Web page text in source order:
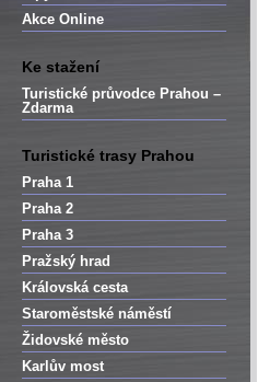
Akce Online
Ke stažení
Turistické průvodce Prahou –
Zdarma
Turistické trasy Prahou
Praha 1
Praha 2
Praha 3
Pražský hrad
Královská cesta
Staroměstské náměstí
Židovské město
Karlův most